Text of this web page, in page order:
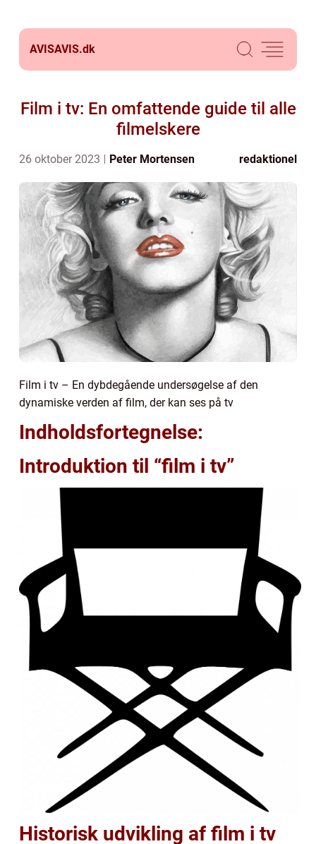
AVISAVIS.dk
Film i tv: En omfattende guide til alle
filmelskere
26 oktober 2023 Peter Mortensen redaktionel
Film i tv – En dybdegående undersøgelse af den
dynamiske verden af film, der kan ses på tv
Indholdsfortegnelse:
Introduktion til “film i tv”
Historisk udvikling af film i tv